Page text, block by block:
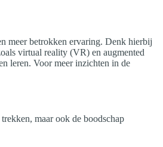
meer betrokken ervaring. Denk hierbij
virtual reality (VR) en augmented
leren. Voor meer inzichten in de
maar ook de boodschap